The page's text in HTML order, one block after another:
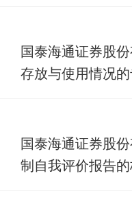
国泰海通证券股
存放与使用情况
国泰海通证券股
制自我评价报告